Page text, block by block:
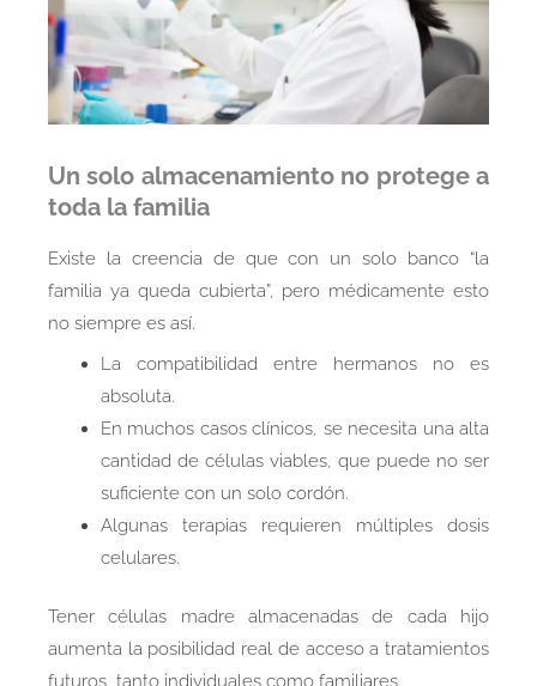
Un solo almacenamiento no protege a
toda la familia
Existe la creencia de que con un solo banco “la
familia ya queda cubierta”, pero médicamente esto
no siempre es así.
La compatibilidad entre hermanos no es
absoluta.
En muchos casos clínicos, se necesita una alta
cantidad de células viables, que puede no ser
suficiente con un solo cordón.
Algunas terapias requieren múltiples dosis
celulares.
Tener células madre almacenadas de cada hijo
aumenta la posibilidad real de acceso a tratamientos
futuros, tanto individuales como familiares.